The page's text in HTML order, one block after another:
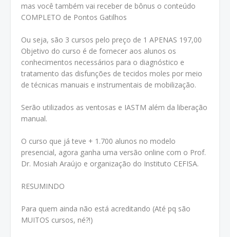
mas você também vai receber de bônus o conteúdo
COMPLETO de Pontos Gatilhos
Ou seja, são 3 cursos pelo preço de 1 APENAS 197,00
Objetivo do curso é de fornecer aos alunos os
conhecimentos necessários para o diagnóstico e
tratamento das disfunções de tecidos moles por meio
de técnicas manuais e instrumentais de mobilização.
Serão utilizados as ventosas e IASTM além da liberação
manual.
O curso que já teve + 1.700 alunos no modelo
presencial, agora ganha uma versão online com o Prof.
Dr. Mosiah Araújo e organização do Instituto CEFISA.
RESUMINDO
Para quem ainda não está acreditando (Até pq são
MUITOS cursos, né?!)